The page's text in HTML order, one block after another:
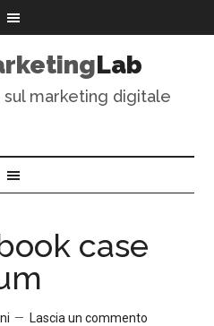
Lab
sul marketing digitale
case
Lascia un commento